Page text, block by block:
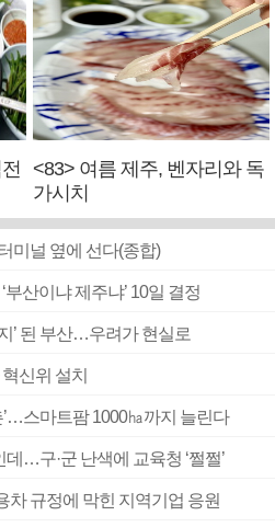
<83> 여름 제주, 벤자리와 독
가시치
미널 옆에 선다(종합)
산이냐 제주냐’ 10일 결정
’ 된 부산…우려가 현실로
신위 설치
’…스마트팜 1000㏊까지 늘린다
…구·군 난색에 교육청 ‘쩔쩔’
규정에 막힌 지역기업 응원